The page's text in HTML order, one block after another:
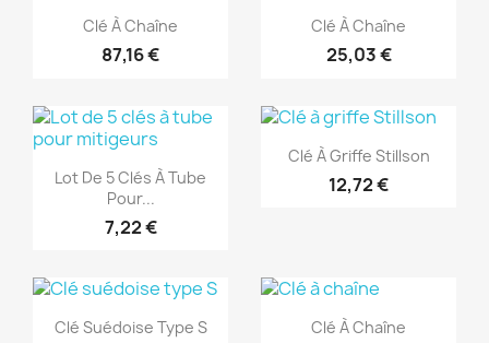
Aperçu rapide
Clé À Chaîne
87,16 €
Aperçu rapide
Clé À Chaîne
25,03 €
Aperçu rapide
Lot De 5 Clés À Tube
Pour...
7,22 €
Aperçu rapide
Clé À Griffe Stillson
12,72 €
(1)
 Aperçu rapide
Clé Suédoise Type S
(1)
Aperçu rapide
Clé À Chaîne